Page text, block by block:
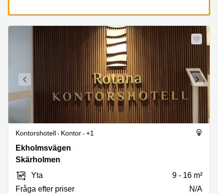
Kontorshotell Kontor
+1
Ekholmsvägen
23,
Ekholmsvägen
Skärholmen
Yta
9 - 16 m²
Fråga efter priser
N/A